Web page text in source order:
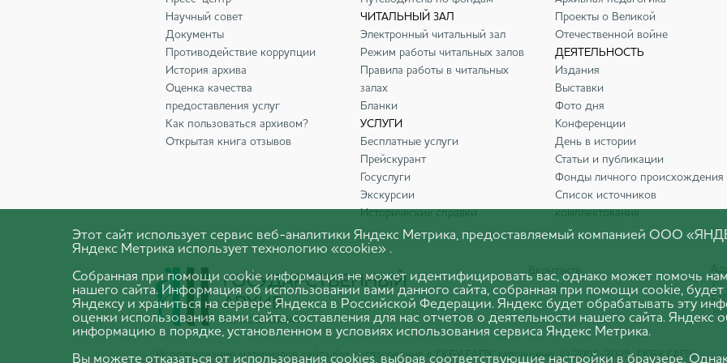
Научный совет
Документы
Противодействие коррупции
История архива
Оценка качества
предоставления услуг
Как пользоваться архивом?
Открытая книга отзывов
ЧИТАЛЬНЫЙ ЗАЛ
Электронный читальный зал
Режим работы читальных залов
Правила работы в читальных
залах
Бланки
УСЛУГИ
Бесплатные услуги
Прейскурант
Госуслуги
Экскурсии
Исторические справки
Проекты о Великой
Отечественной войне
ДЕЯТЕЛЬНОСТЬ
Издания
Выставки
Фото дня
Конференции
День в истории
Статьи и публикации
Фонды личного происхождения
Список источников
комплектования
E-
Использование материалов сайта без согласования с ГКБУ ГАПК запрещено. © 2005-2025 ГКБУ ГАПК
Этот сайт использует сервис веб-аналитики Яндекс Метрика, предоставляемый компанией ООО
Яндекс Метрика использует технологию «cookie» .
Собранная при помощи cookie информация не может идентифицировать вас, однако может помочь
нашего сайта. Информация об использовании вами данного сайта, собранная при помощи cookie, будет
Яндексу и храниться на сервере Яндекса в Российской Федерации. Яндекс будет обрабатывать эту
оценки использования вами сайта, составления для нас отчетов о деятельности нашего сайта. Яндекс
информацию в порядке, установленном в условиях использования сервиса Яндекс Метрика.
Вы можете отказаться от использования cookies, выбрав соответствующие настройки в браузере.